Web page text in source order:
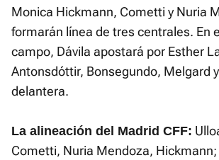
Monica Hickmann, Cometti y Nuria
formarán línea de tres centrales. En
campo, Dávila apostará por Esther
Antonsdóttir, Bonsegundo, Melgard
delantera.
La alineación del Madrid CFF:
Cometti, Nuria Mendoza, Hickmann;